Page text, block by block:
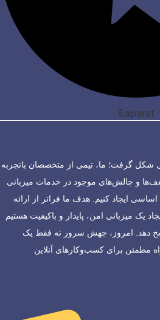
Eaparat
گرفت؛ ما، تیمی از متخصصان باتجربه
و چالش‌های موجود در خدمات میزبانی
ایجاد کنیم. هدف ما فراتر از ارائه
یک میزبانی امن، پایدار و باکیفیت هستیم
دهد. امروز، جهش سرور نه فقط یک
مطمئن برای کسب‌وکارهای آنلاین